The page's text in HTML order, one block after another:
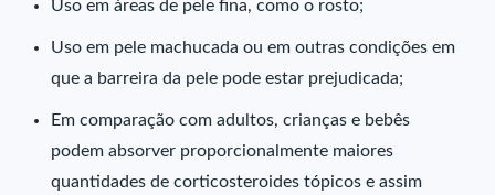
Uso em áreas de pele fina, como o rosto;
Uso em pele machucada ou em outras condições em
que a barreira da pele pode estar prejudicada;
Em comparação com adultos, crianças e bebês
podem absorver proporcionalmente maiores
quantidades de corticosteroides tópicos e assim